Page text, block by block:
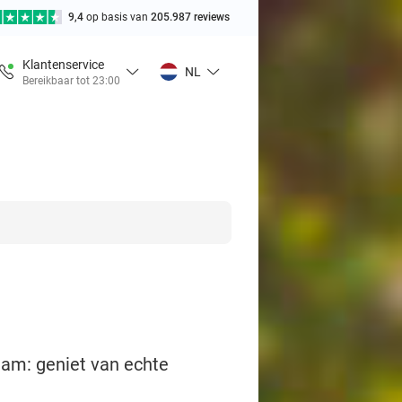
9,4 op basis van 205.987 reviews
Klantenservice
Bereikbaar tot 23:00
NL
geniet van echte